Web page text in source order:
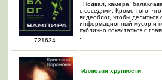
721634
Подвал, камера,
с соседями. Кроме того,
видеоблог, чтобы делиться
информационный мусор и
публично поквитаться с
Иллюзия хрупкости